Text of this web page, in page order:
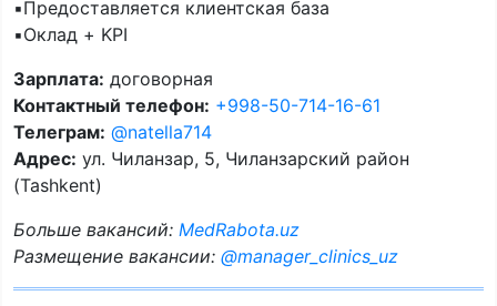
▪️Предоставляется клиентская база
▪️Оклад + KPI
Зарплата: договорная
Контактный телефон: +998-50-714-16-61
Телеграм: @natella714
Адрес: ул. Чиланзар, 5, Чиланзарский район
(Tashkent)
Больше вакансий: MedRabota.uz
Размещение вакансии: @manager_clinics_uz